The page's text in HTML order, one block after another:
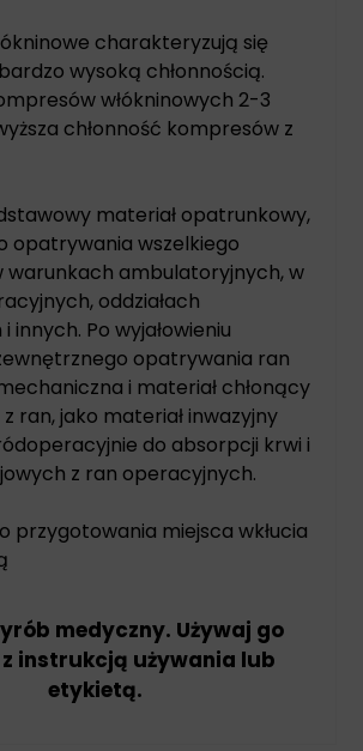
charakteryzują się
wysoką chłonnością.
włókninowych 2-3
chłonność kompresów z
materiał opatrunkowy,
opatrywania wszelkiego
warunkach ambulatoryjnych, w
oddziałach
innych. Po wyjałowieniu
opatrywania ran
i materiał chłonący
ran, jako materiał inwazyjny
do absorpcji krwi i
z ran operacyjnych.
przygotowania miejsca wkłucia
medyczny. Używaj go
instrukcją używania lub
etykietą.